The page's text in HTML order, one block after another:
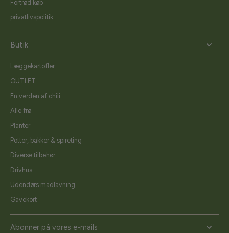
Fortrød køb
privatlivspolitik
Butik
Læggekartofler
OUTLET
En verden af chili
Alle frø
Planter
Potter, bakker & spireting
Diverse tilbehør
Drivhus
Udendørs madlavning
Gavekort
Abonner på vores e-mails